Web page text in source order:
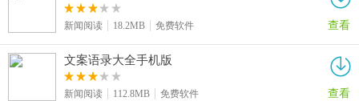
新闻阅读 18.2MB 免费软件 查看
文案语录大全手机版
新闻阅读 112.8MB 免费软件 查看